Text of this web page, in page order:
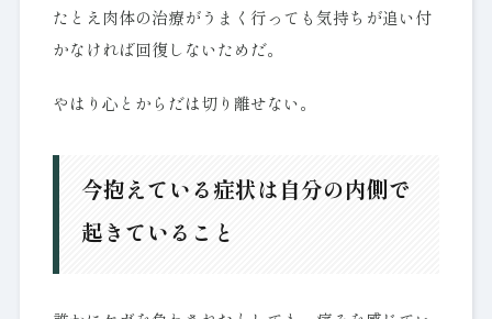
たとえ肉体の治療がうまく行っても気持ちが追い付
かなければ回復しないためだ。
やはり心とからだは切り離せない。
今抱えている症状は自分の内側で
起きていること